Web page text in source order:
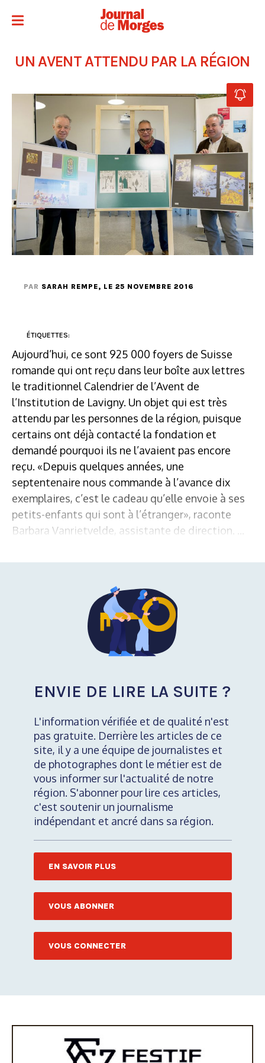
UN AVENT ATTENDU PAR LA RÉGION
PAR SARAH REMPE, LE 25 NOVEMBRE 2016
ÉTIQUETTES:
Aujourd’hui, ce sont 925 000 foyers de Suisse
romande qui ont reçu dans leur boîte aux lettres
le traditionnel Calendrier de l’Avent de
l’Institution de Lavigny. Un objet qui est très
attendu par les personnes de la région, puisque
certains ont déjà contacté la fondation et
demandé pourquoi ils ne l’avaient pas encore
reçu. «Depuis quelques années, une
septentenaire nous commande à l’avance dix
exemplaires, c’est le cadeau qu’elle envoie à ses
petits-enfants qui sont à l’étranger», raconte
Barbara Vanrietvelde, assistante de direction. ...
ENVIE DE LIRE LA SUITE ?
L'information vérifiée et de qualité n'est
pas gratuite. Derrière les articles de ce
site, il y a une équipe de journalistes et
de photographes dont le métier est de
vous informer sur l'actualité de notre
région. S'abonner pour lire ces articles,
c'est soutenir un journalisme
indépendant et ancré dans sa région.
EN SAVOIR PLUS
VOUS ABONNER
VOUS CONNECTER